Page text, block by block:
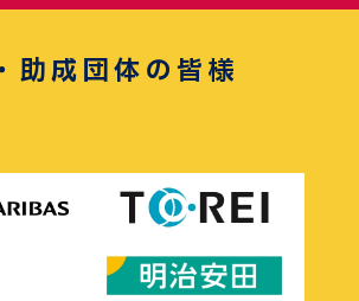
助成団体の皆様